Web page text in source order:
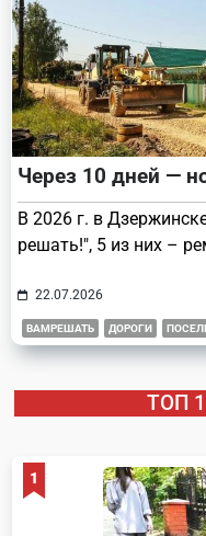
Через 10 дней —
В 2026 г. в
решать!", 5 из них –
22.07.2026
ВАМРЕШАТЬ ДОРОГИ
ТОП